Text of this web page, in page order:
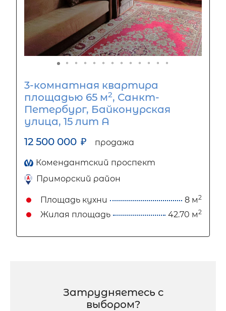
3-комнатная квартира
площадью 65 м2, Санкт-
Петербург, Байконурская
улица, 15 лит А
12 500 000 ₽ продажа
Комендантский проспект
Приморский район
Площадь кухни 8 м2
Жилая площадь 42.70 м2
Затрудняетесь с
выбором?